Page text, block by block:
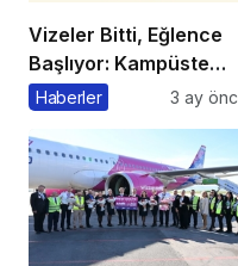
Vizeler Bitti, Eğlence
Başlıyor: Kampüste
Bahar Festivali
Haberler 3 ay